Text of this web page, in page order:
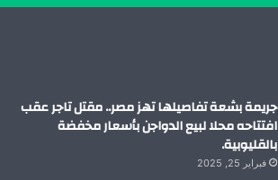
جريمة بشعة تفاصيلها تهز مصر.. مقتل تاجر عقب
افتتاحه محلا لبيع الدواجن بأسعار مخفضة
بالقليوبية.
فبراير 25, 2025